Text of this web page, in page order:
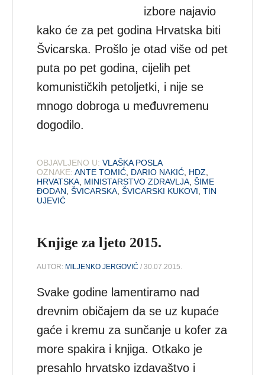
izbore najavio
kako će za pet godina Hrvatska biti
Švicarska. Prošlo je otad više od pet
puta po pet godina, cijelih pet
komunističkih petoljetki, i nije se
mnogo dobroga u međuvremenu
dogodilo.
OBJAVLJENO U: VLAŠKA POSLA
OZNAKE: ANTE TOMIĆ DARIO NAKIĆ HDZ
HRVATSKA MINISTARSTVO ZDRAVLJA ,ŠIME
ĐODAN ,ŠVICARSKA ,ŠVICARSKI KUKOVI ,TIN
UJEVIĆ
Knjige za ljeto 2015.
AUTOR: MILJENKO JERGOVIĆ / 30.07.2015.
Svake godine lamentiramo nad
drevnim običajem da se uz kupaće
gaće i kremu za sunčanje u kofer za
more spakira i knjiga. Otkako je
presahlo hrvatsko izdavaštvo i